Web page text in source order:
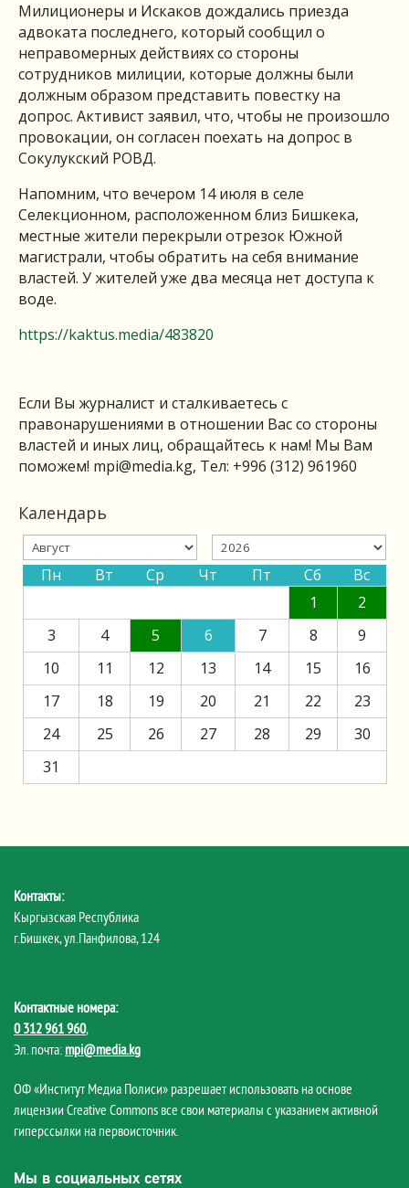
Милиционеры и Искаков дождались приезда
адвоката последнего, который сообщил о
неправомерных действиях со стороны
сотрудников милиции, которые должны были
должным образом представить повестку на
допрос. Активист заявил, что, чтобы не произошло
провокации, он согласен поехать на допрос в
Сокулукский РОВД.
Напомним, что вечером 14 июля в селе
Селекционном, расположенном близ Бишкека,
местные жители перекрыли отрезок Южной
магистрали, чтобы обратить на себя внимание
властей. У жителей уже два месяца нет доступа к
воде.
https://kaktus.media/483820
Если Вы журналист и сталкиваетесь с
правонарушениями в отношении Вас со стороны
властей и иных лиц, обращайтесь к нам! Мы Вам
поможем! mpi@media.kg, Тел: +996 (312) 961960
Календарь
Пн Вт Ср Чт Пт Сб
Вс
1
2
3
4 5 6 7 8
9
10
11 12 13 14 15
16
17
18 19 20 21 22
23
24
25 26 27 28 29
30
31
Контакты:
Кыргызская Республика
г.Бишкек, ул.Панфилова, 124
Контактные номера:
0 312 961 960,
Эл. почта: mpi@media.kg
ОФ «Институт Медиа Полиси» разрешает использовать на основе
лицензии Creative Commons все свои материалы с указанием активной
гиперссылки на первоисточник.
Мы в социальных сетях